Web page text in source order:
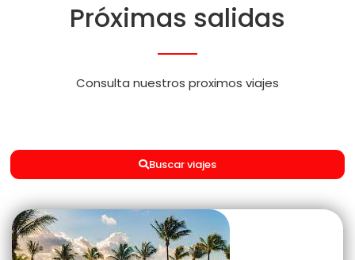
Próximas salidas
Consulta nuestros proximos viajes
Buscar viajes